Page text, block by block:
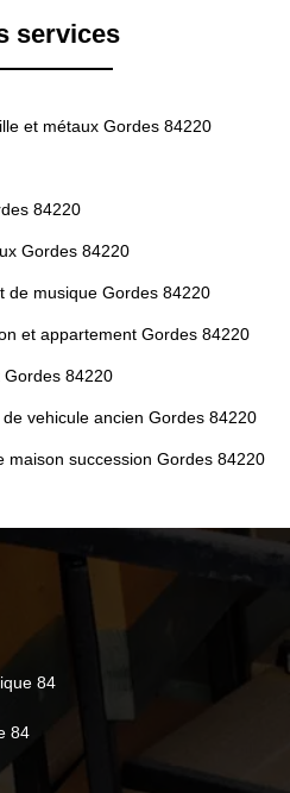
services
et métaux Gordes 84220
84220
Gordes 84220
de musique Gordes 84220
et appartement Gordes 84220
84220
vehicule ancien Gordes 84220
maison succession Gordes 84220
84
84